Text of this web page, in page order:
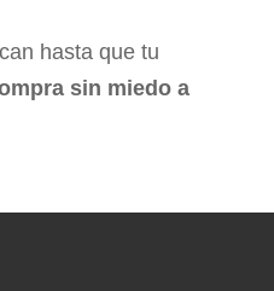
hasta que tu
sin miedo a